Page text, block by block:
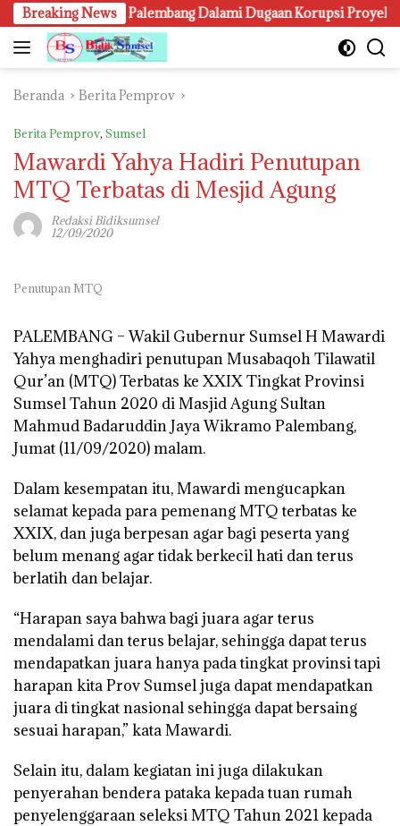
Langsung
ke
konten
Breaking News
Kejari Palembang Dalami Dugaan Korupsi Proyek Lampu
Beranda Berita Pemprov
Berita Pemprov, Sumsel
Mawardi Yahya Hadiri Penutupan
MTQ Terbatas di Mesjid Agung
Redaksi Bidiksumsel
12/09/2020
Penutupan MTQ
PALEMBANG –Wakil Gubernur Sumsel H Mawardi
Yahya menghadiri penutupan Musabaqoh Tilawatil
Qur’an (MTQ) Terbatas ke XXIX Tingkat Provinsi
Sumsel Tahun 2020 di Masjid Agung Sultan
Mahmud Badaruddin Jaya Wikramo Palembang,
Jumat (11/09/2020) malam.
Dalam kesempatan itu, Mawardi mengucapkan
selamat kepada para pemenang MTQ terbatas ke
XXIX, dan juga berpesan agar bagi peserta yang
belum menang agar tidak berkecil hati dan terus
berlatih dan belajar.
“Harapan saya bahwa bagi juara agar terus
mendalami dan terus belajar, sehingga dapat terus
mendapatkan juara hanya pada tingkat provinsi tapi
harapan kita Prov Sumsel juga dapat mendapatkan
juara di tingkat nasional sehingga dapat bersaing
sesuai harapan,” kata Mawardi.
Selain itu, dalam kegiatan ini juga dilakukan
penyerahan bendera pataka kepada tuan rumah
penyelenggaraan seleksi MTQ Tahun 2021 kepada